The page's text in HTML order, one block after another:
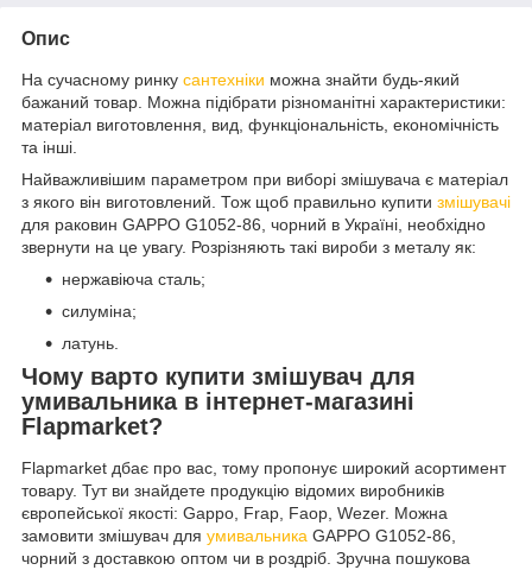
Опис
На сучасному ринку сантехніки можна знайти будь-який
бажаний товар. Можна підібрати різноманітні характеристики:
матеріал виготовлення, вид, функціональність, економічність
та інші.
Найважливішим параметром при виборі змішувача є матеріал
з якого він виготовлений. Тож щоб правильно купити змішувачі
для раковин GAPPO G1052-86, чорний в Україні, необхідно
звернути на це увагу. Розрізняють такі вироби з металу як:
нержавіюча сталь;
силуміна;
латунь.
Чому варто купити змішувач для
умивальника в інтернет-магазині
Flapmarket?
Flapmarket дбає про вас, тому пропонує широкий асортимент
товару. Тут ви знайдете продукцію відомих виробників
європейської якості: Gappo, Frap, Faop, Wezer. Можна
замовити змішувач для умивальника GAPPO G1052-86,
чорний з доставкою оптом чи в роздріб. Зручна пошукова